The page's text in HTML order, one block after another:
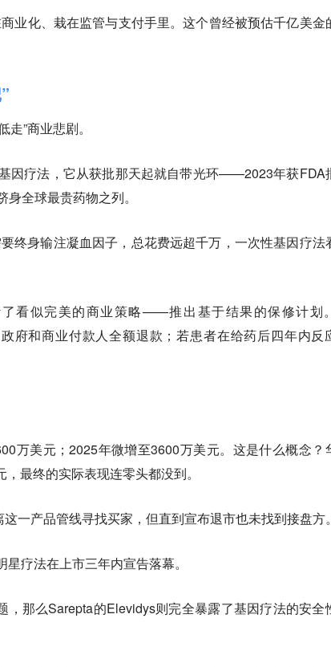
业化、栽在监管与支付手里。这个曾经被预估千亿美金
”商业悲剧。
因疗法，它从获批那天起就自带光环——2023年获FDA
全球最贵药物之列。
终身输注凝血因子，总花费远超千万，一次性基因疗法
看似完美的商业策略——推出基于结果的保修计划
府和商业付款人全额退款；若患者在给药后四年内反
万美元；2025年微增至3600万美元。这是什么概念？
最终的实际表现连零头都没到。
一产品管线寻找买家，但直到宣布退市也未找到接盘方。
疗法在上市三年内宣告落幕。
，那么Sarepta的Elevidys则完全暴露了基因疗法的安全